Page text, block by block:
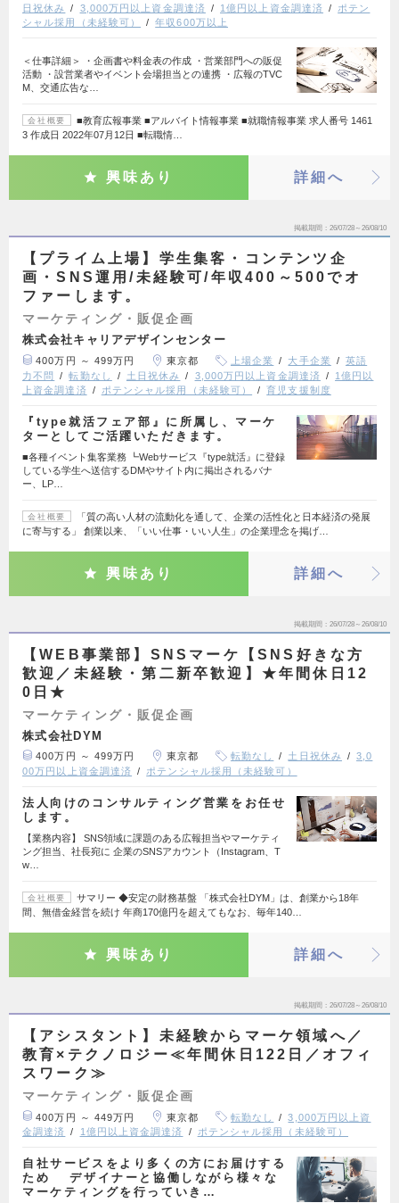
日祝休み
3,000万円以上資金調達済 1億円以上資金調達済
ポテン
シャル採用（未経験可）
年収600万以上
＜仕事詳細＞ ・企画書や料金表の作成 ・営業部門への販促
活動 ・設営業者やイベント会場担当との連携 ・広報のTVC
M、交通広告な…
会社概要
■教育広報事業 ■アルバイト情報事業 ■就職情報事業 求人番号 1461
3 作成日 2022年07月12日 ■転職情…
興味あり 詳細へ
掲載期間 26/07/28～26/08/10
【プライム上場】学生集客・コンテンツ企
画・SNS運用/未経験可/年収400～500でオ
ファーします。
マーケティング・販促企画
株式会社キャリアデザインセンター
400万円 ～ 499万円 東京都 上場企業 大手企業
英語
力不問
転勤なし 土日祝休み 3,000万円以上資金調達済
1億円以
上資金調達済
ポテンシャル採用（未経験可） 育児支援制度
『type就活フェア部』に所属し、マーケ
ターとしてご活躍いただきます。
■各種イベント集客業務 ┗Webサービス『type就活』に登録
している学生へ送信するDMやサイト内に掲出されるバナ
ー、LP…
会社概要
「質の高い人材の流動化を通して、企業の活性化と日本経済の発展
に寄与する」 創業以来、「いい仕事・いい人生」の企業理念を掲げ…
興味あり 詳細へ
掲載期間 26/07/28～26/08/10
【WEB事業部】SNSマーケ【SNS好きな方
歓迎／未経験・第二新卒歓迎】★年間休日12
0日★
マーケティング・販促企画
株式会社DYM
400万円 ～ 499万円 東京都 転勤なし 土日祝休み
3,0
00万円以上資金調達済
ポテンシャル採用（未経験可）
法人向けのコンサルティング営業をお任せ
します。
【業務内容】 SNS領域に課題のある広報担当やマーケティ
ング担当、社長宛に 企業のSNSアカウント（Instagram、T
w…
会社概要
サマリー ◆安定の財務基盤 「株式会社DYM」は、創業から18年
間、無借金経営を続け 年商170億円を超えてもなお、毎年140…
興味あり 詳細へ
掲載期間 26/07/28～26/08/10
【アシスタント】未経験からマーケ領域へ／
教育×テクノロジー≪年間休日122日／オフィ
スワーク≫
マーケティング・販促企画
400万円 ～ 449万円 東京都 転勤なし
3,000万円以上資
金調達済
1億円以上資金調達済 ポテンシャル採用（未経験可）
自社サービスをより多くの方にお届けする
ため デザイナーと協働しながら様々な
マーケティングを行っていき…